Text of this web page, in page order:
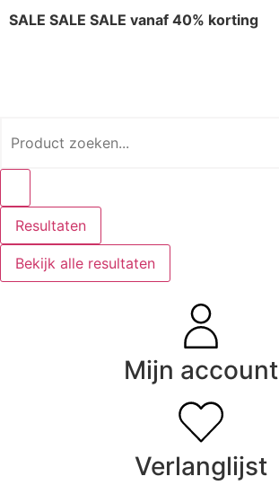
SALE SALE SALE vanaf 40% korting
Resultaten
Bekijk alle resultaten
Mijn account
Verlanglijst